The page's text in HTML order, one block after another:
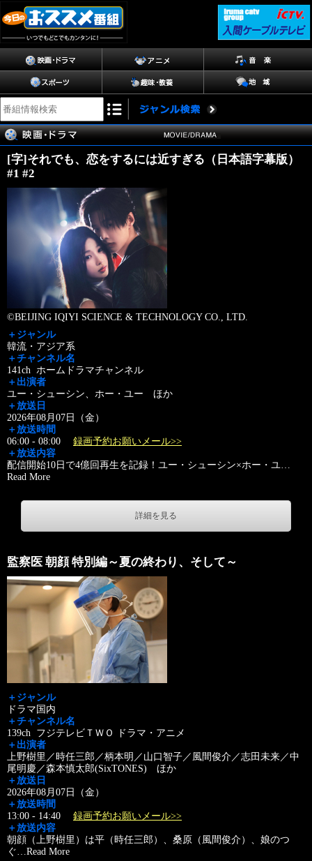
[字]それでも、恋をするには近すぎる（日本語字幕版）
#1 #2
©BEIJING IQIYI SCIENCE & TECHNOLOGY CO., LTD.
＋ジャンル
韓流・アジア系
＋チャンネル名
141ch ホームドラマチャンネル
＋出演者
ユー・シューシン、ホー・ユー ほか
＋放送日
2026年08月07日（金）
＋放送時間
06:00 - 08:00 録画予約お願いメール>>
＋放送内容
配信開始10日で4億回再生を記録！ユー・シューシン×ホー・ユ…
Read More
詳細を見る
監察医 朝顔 特別編～夏の終わり、そして～
＋ジャンル
ドラマ国内
＋チャンネル名
139ch フジテレビＴＷＯ ドラマ・アニメ
＋出演者
上野樹里／時任三郎／柄本明／山口智子／風間俊介／志田未来／中
尾明慶／森本慎太郎(SixTONES) ほか
＋放送日
2026年08月07日（金）
＋放送時間
13:00 - 14:40 録画予約お願いメール>>
＋放送内容
朝顔（上野樹里）は平（時任三郎）、桑原（風間俊介）、娘のつ
ぐ…Read More